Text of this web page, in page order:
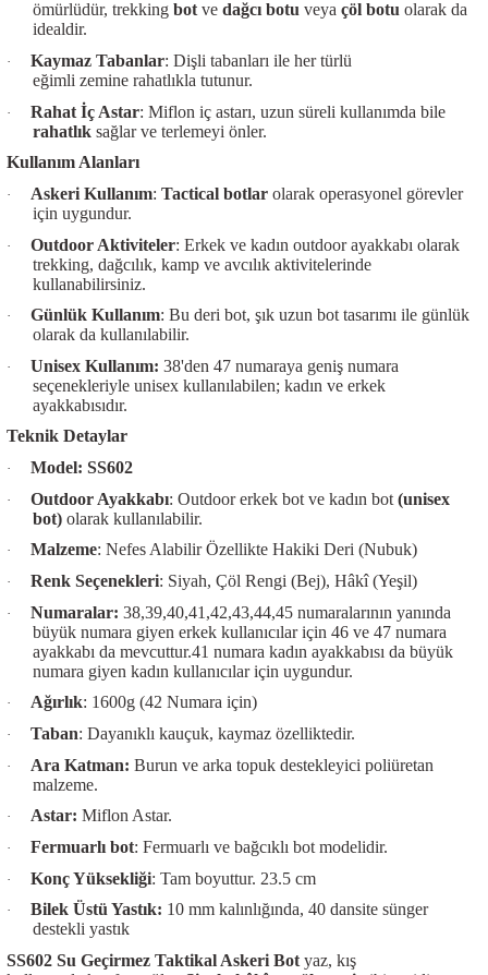
ömürlüdür, trekking bot ve dağcı botu veya çöl botu olarak da
idealdir.
· Kaymaz Tabanlar: Dişli tabanları ile her türlü
eğimli zemine rahatlıkla tutunur.
· Rahat İç Astar: Miflon iç astarı, uzun süreli kullanımda bile
rahatlık sağlar ve terlemeyi önler.
Kullanım Alanları
· Askeri Kullanım: Tactical botlar olarak operasyonel görevler
için uygundur.
· Outdoor Aktiviteler: Erkek ve kadın outdoor ayakkabı olarak
trekking, dağcılık, kamp ve avcılık aktivitelerinde
kullanabilirsiniz.
· Günlük Kullanım: Bu deri bot, şık uzun bot tasarımı ile günlük
olarak da kullanılabilir.
· Unisex Kullanım: 38'den 47 numaraya geniş numara
seçenekleriyle unisex kullanılabilen; kadın ve erkek
ayakkabısıdır.
Teknik Detaylar
· Model: SS602
· Outdoor Ayakkabı: Outdoor erkek bot ve kadın bot (unisex
bot) olarak kullanılabilir.
· Malzeme: Nefes Alabilir Özellikte Hakiki Deri (Nubuk)
· Renk Seçenekleri: Siyah, Çöl Rengi (Bej), Hâkî (Yeşil)
· Numaralar: 38,39,40,41,42,43,44,45 numaralarının yanında
büyük numara giyen erkek kullanıcılar için 46 ve 47 numara
ayakkabı da mevcuttur.41 numara kadın ayakkabısı da büyük
numara giyen kadın kullanıcılar için uygundur.
· Ağırlık: 1600g (42 Numara için)
· Taban: Dayanıklı kauçuk, kaymaz özelliktedir.
· Ara Katman: Burun ve arka topuk destekleyici poliüretan
malzeme.
· Astar: Miflon Astar.
· Fermuarlı bot: Fermuarlı ve bağcıklı bot modelidir.
· Konç Yüksekliği: Tam boyuttur. 23.5 cm
· Bilek Üstü Yastık: 10 mm kalınlığında, 40 dansite sünger
destekli yastık
SS602 Su Geçirmez Taktikal Askeri Bot yaz, kış